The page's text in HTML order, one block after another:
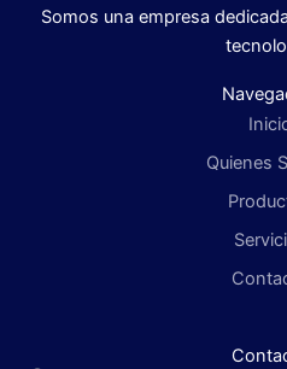
Somos una empresa
Quienes